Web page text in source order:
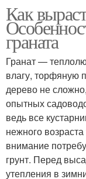
Как
граната
Гранат —
влагу, торфяную
дерево не
опытных
ведь все
нежного
внимание
грунт. Перед
утепления в